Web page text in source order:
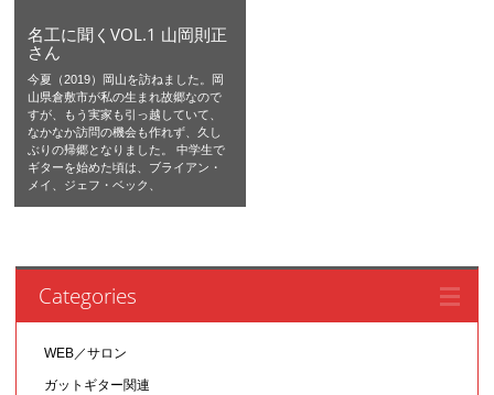
名工に聞くVOL.1 山岡則正
さん
今夏（2019）岡山を訪ねました。岡
山県倉敷市が私の生まれ故郷なので
すが、もう実家も引っ越していて、
なかなか訪問の機会も作れず、久し
ぶりの帰郷となりました。 中学生で
ギターを始めた頃は、ブライアン・
メイ、ジェフ・ベック、
Categories
WEB／サロン
ガットギター関連